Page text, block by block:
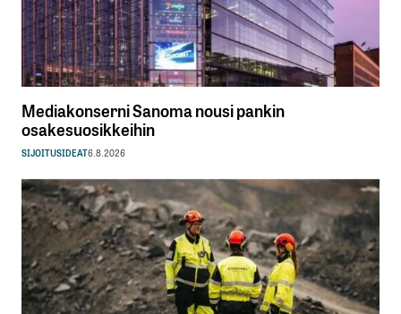
Mediakonserni Sanoma nousi pankin
osakesuosikkeihin
SIJOITUSIDEAT6.8.2026